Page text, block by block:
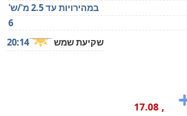
במהירויות עד 2.5 מ'/ש'
6
שקיעת שמש 20:14
, 17.08